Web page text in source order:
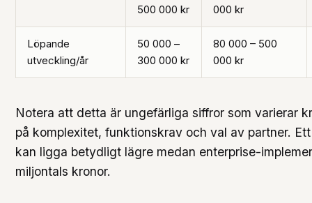
500 000 kr
000 kr
Löpande
utveckling/år
50 000 –
300 000 kr
80 000 – 500
000 kr
Notera att detta är ungefärliga siffror som varierar
på komplexitet, funktionskrav och val av partner.
kan ligga betydligt lägre medan enterprise-
miljontals kronor.